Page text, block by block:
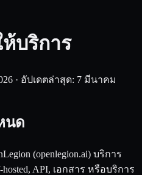
บริการ
· อัปเดตล่าสุด: 7 มีนาคม
นด
(openlegion.ai) บริการ
hosted, API, เอกสาร หรือบริการ